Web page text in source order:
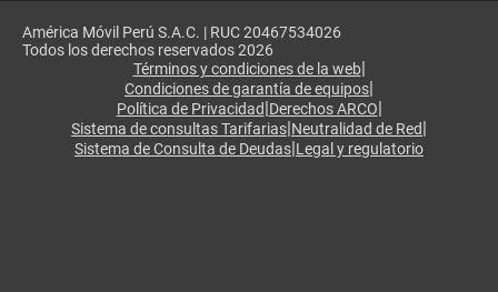
América Móvil Perú S.A.C. | RUC 20467534026
Todos los derechos reservados 2026
Términos y condiciones de la web|
Condiciones de garantía de equipos|
Política de Privacidad|Derechos ARCO|
Sistema de consultas Tarifarias|Neutralidad de Red|
Sistema de Consulta de Deudas|Legal y regulatorio